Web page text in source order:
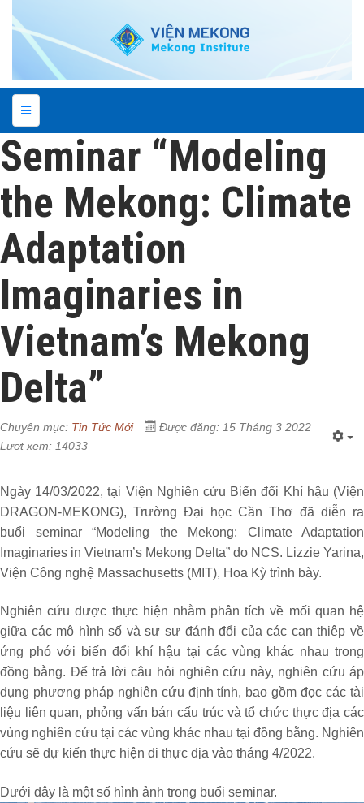
Seminar “Modeling
the Mekong: Climate
Adaptation
Imaginaries in
Vietnam’s Mekong
Delta”
Chuyên mục: Tin Tức Mới
Được đăng: 15 Tháng 3 2022
Lượt xem: 14033
Ngày 14/03/2022, tại Viện Nghiên cứu Biến đổi Khí hậu (Viện
DRAGON-MEKONG), Trường Đại học Cần Thơ đã diễn ra
buổi seminar “Modeling the Mekong: Climate Adaptation
Imaginaries in Vietnam’s Mekong Delta” do NCS. Lizzie Yarina,
Viện Công nghệ Massachusetts (MIT), Hoa Kỳ trình bày.
Nghiên cứu được thực hiện nhằm phân tích về mối quan hệ
giữa các mô hình số và sự sự đánh đổi của các can thiệp về
ứng phó với biến đổi khí hậu tại các vùng khác nhau trong
đồng bằng. Để trả lời câu hỏi nghiên cứu này, nghiên cứu áp
dụng phương pháp nghiên cứu định tính, bao gồm đọc các tài
liệu liên quan, phỏng vấn bán cấu trúc và tổ chức thực địa các
vùng nghiên cứu tại các vùng khác nhau tại đồng bằng. Nghiên
cứu sẽ dự kiến thực hiện đi thực địa vào tháng 4/2022.
Dưới đây là một số hình ảnh trong buổi seminar.